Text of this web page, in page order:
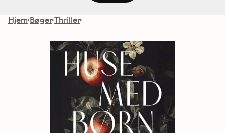
Hjem Bøger Thriller